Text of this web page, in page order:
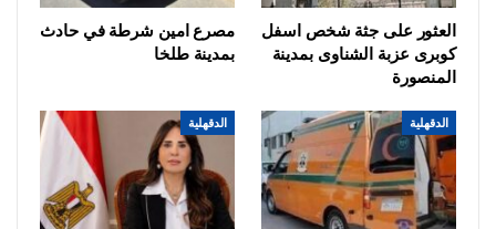
العثور على جثة شخص اسفل
كوبرى عزبة الشناوى بمدينة
المنصورة
مصرع امين شرطة في حادث
بمدينة طلخا
الدقهلية الدقهلية